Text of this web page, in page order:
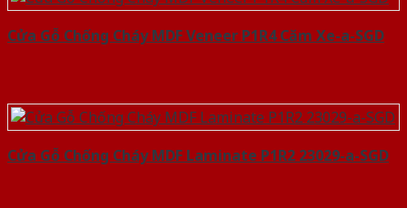
Cửa Gỗ Chống Cháy MDF Veneer P1R4 Căm Xe-a-SGD
Cửa Gỗ Chống Cháy MDF Laminate P1R2 23029-a-SGD